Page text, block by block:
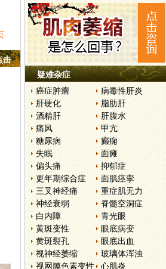
击
疑难杂症
癌症肿瘤
病毒性肝炎
肝硬化
脂肪肝
酒精肝
肝腹水
痛风
甲亢
糖尿病
癫痫
失眠
面瘫
偏头痛
抑郁症
更年期综合症
面肌痉挛
三叉神经痛
重症肌无力
神经衰弱
脊髓空洞症
白内障
青光眼
黄斑变性
眼底病变
黄斑裂孔
眼底出血
视神经萎缩
玻璃体浑浊
视网膜色素变性
心肌炎